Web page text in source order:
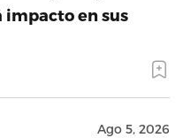
en sus
Ago 5, 2026